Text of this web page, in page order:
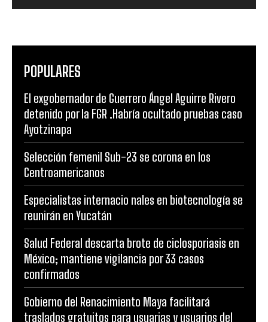
POPULARES
El exgobernador de Guerrero Ángel Aguirre Rivero
detenido por la FGR .Habría ocultado pruebas caso
Ayotzinapa
Selección femenil Sub-23 se corona en los
Centroamericanos
Especialistas internacio nales en biotecnología se
reunirán en Yucatán
Salud Federal descarta brote de ciclosporiasis en
México; mantiene vigilancia por 33 casos
confirmados
Gobierno del Renacimiento Maya facilitará
traslados gratuitos para usuarias y usuarios del